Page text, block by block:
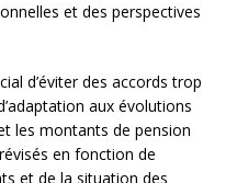
et des perspectives
d’éviter des accords trop
aux évolutions
les montants de pension
en fonction de
et de la situation des